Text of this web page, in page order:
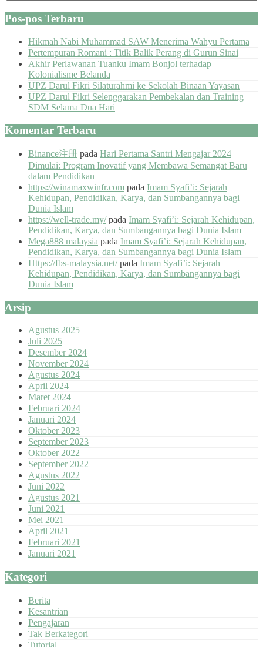
Pos-pos Terbaru
Hikmah Nabi Muhammad SAW Menerima Wahyu Pertama
Pertempuran Romani : Titik Balik Perang di Gurun Sinai
Akhir Perlawanan Tuanku Imam Bonjol terhadap
Kolonialisme Belanda
UPZ Darul Fikri Silaturahmi ke Sekolah Binaan Yayasan
UPZ Darul Fikri Selenggarakan Pembekalan dan Training
SDM Selama Dua Hari
Komentar Terbaru
Binance注册 pada Hari Pertama Santri Mengajar 2024
Dimulai: Program Inovatif yang Membawa Semangat Baru
dalam Pendidikan
https://winamaxwinfr.com pada Imam Syafi’i: Sejarah
Kehidupan, Pendidikan, Karya, dan Sumbangannya bagi
Dunia Islam
https://well-trade.my/pada Imam Syafi’i: Sejarah Kehidupan,
Pendidikan, Karya, dan Sumbangannya bagi Dunia Islam
Mega888 malaysia pada Imam Syafi’i: Sejarah Kehidupan,
Pendidikan, Karya, dan Sumbangannya bagi Dunia Islam
Https://fbs-malaysia.net/pada Imam Syafi’i: Sejarah
Kehidupan, Pendidikan, Karya, dan Sumbangannya bagi
Dunia Islam
Arsip
Agustus 2025
Juli 2025
Desember 2024
November 2024
Agustus 2024
April 2024
Maret 2024
Februari 2024
Januari 2024
Oktober 2023
September 2023
Oktober 2022
September 2022
Agustus 2022
Juni 2022
Agustus 2021
Juni 2021
Mei 2021
April 2021
Februari 2021
Januari 2021
Kategori
Berita
Kesantrian
Pengajaran
Tak Berkategori
Tutorial